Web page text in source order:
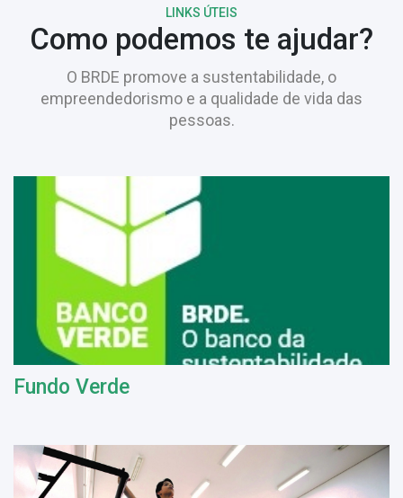
LINKS ÚTEIS
Como podemos te ajudar?
O BRDE promove a sustentabilidade, o
empreendedorismo e a qualidade de vida das
pessoas.
Fundo Verde